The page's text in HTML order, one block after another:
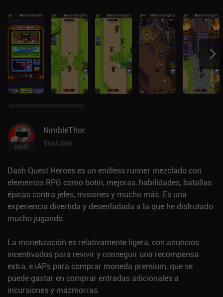
MÁS
NimbleThor
Youtuber
Dash Quest Heroes es un endless runner mezclado con
elementos RPG como botín, mejoras, habilidades, batallas
épicas contra jefes, misiones y mucho más. Es una
experiencia divertida y desenfadada a la que he disfrutado
mucho jugando.
La monetización es relativamente ligera, con anuncios
incentivados para revivir y conseguir una recompensa
extra, e iAPs para comprar moneda premium, que se
puede gastar en comprar entradas adicionales a
incursiones y mazmorras.